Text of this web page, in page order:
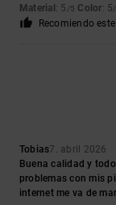
Material : 5 /5 Color: 5
Recomiendo
Tobias7. abril 2026
Buena calidad y
problemas con mis
internet me va de